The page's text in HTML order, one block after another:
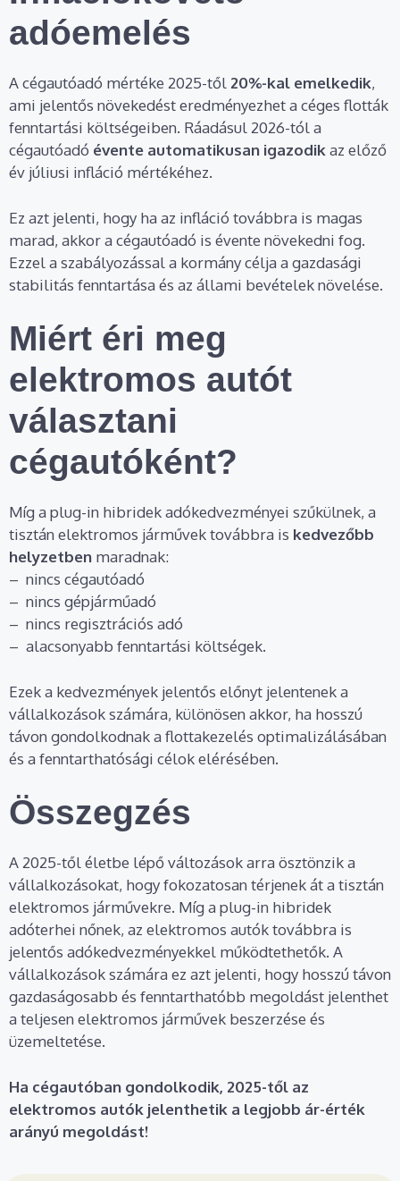
adóemelés
A cégautóadó mértéke 2025-től 20%-kal emelkedik,
ami jelentős növekedést eredményezhet a céges flották
fenntartási költségeiben. Ráadásul 2026-tól a
cégautóadó évente automatikusan igazodik az előző
év júliusi infláció mértékéhez.
Ez azt jelenti, hogy ha az infláció továbbra is magas
marad, akkor a cégautóadó is évente növekedni fog.
Ezzel a szabályozással a kormány célja a gazdasági
stabilitás fenntartása és az állami bevételek növelése.
Miért éri meg
elektromos autót
választani
cégautóként?
Míg a plug-in hibridek adókedvezményei szűkülnek, a
tisztán elektromos járművek továbbra is kedvezőbb
helyzetben maradnak:
– nincs cégautóadó
– nincs gépjárműadó
– nincs regisztrációs adó
– alacsonyabb fenntartási költségek.
Ezek a kedvezmények jelentős előnyt jelentenek a
vállalkozások számára, különösen akkor, ha hosszú
távon gondolkodnak a flottakezelés optimalizálásában
és a fenntarthatósági célok elérésében.
Összegzés
A 2025-től életbe lépő változások arra ösztönzik a
vállalkozásokat, hogy fokozatosan térjenek át a tisztán
elektromos járművekre. Míg a plug-in hibridek
adóterhei nőnek, az elektromos autók továbbra is
jelentős adókedvezményekkel működtethetők. A
vállalkozások számára ez azt jelenti, hogy hosszú távon
gazdaságosabb és fenntarthatóbb megoldást jelenthet
a teljesen elektromos járművek beszerzése és
üzemeltetése.
Ha cégautóban gondolkodik, 2025-től az
elektromos autók jelenthetik a legjobb ár-érték
arányú megoldást!